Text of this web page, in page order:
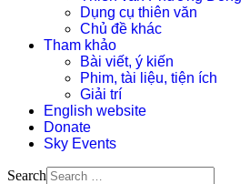
Dụng cụ thiên văn
Chủ đề khác
Tham khảo
Bài viết, ý kiến
Phim, tài liệu, tiện ích
Giải trí
English website
Donate
Sky Events
Search